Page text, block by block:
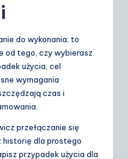
do wykonania; to
od tego, czy wybierasz
użycia, cel
wymagania
czas i
przełączanie się
historię dla prostego
przypadek użycia dla